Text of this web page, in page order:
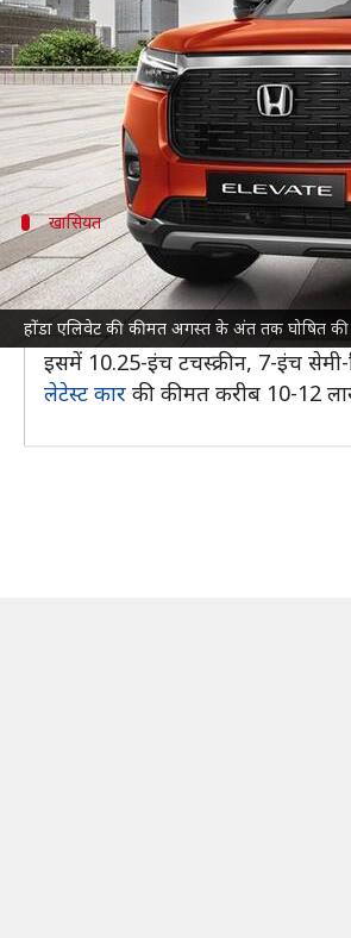
होंडा एलिवेट की कीमत अगस्त के अंत तक घोषित
क्या है खबर?
कार निर्माताहोंडाने अपनी एलिवेट को
रिपोर्ट्स के अनुसार, कार
साथ ही पता चला है कि इसकी
वहीं जुलाई के अंत सेहोंडा एलिवेट
खासियत
एलिवेट इन फीचर्स से है लैस
सूत्रों से पता चला है कि एलिवेट को 4
इसे 1.5-लीटर, 4-सिलेंडर नेचुरल
इसमें 10.25-इंच टचस्क्रीन, 7-इंच
लेटेस्ट कार की कीमत करीब 10-12